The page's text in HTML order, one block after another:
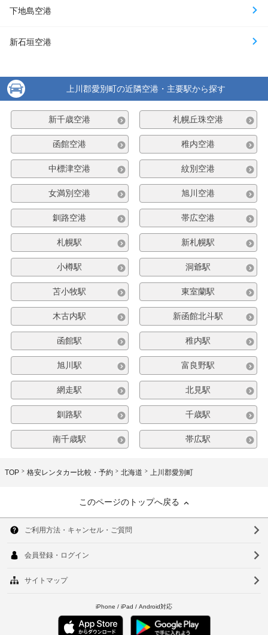
下地島空港
新石垣空港
上川郡愛別町の近隣空港・主要駅から探す
新千歳空港 札幌丘珠空港
函館空港 稚内空港
中標津空港 紋別空港
女満別空港 旭川空港
釧路空港 帯広空港
札幌駅 新札幌駅
小樽駅 洞爺駅
苫小牧駅 東室蘭駅
木古内駅 新函館北斗駅
函館駅 稚内駅
旭川駅 富良野駅
網走駅 北見駅
釧路駅 千歳駅
南千歳駅 帯広駅
TOP 格安レンタカー比較・予約 北海道 上川郡愛別町
このページのトップへ戻る